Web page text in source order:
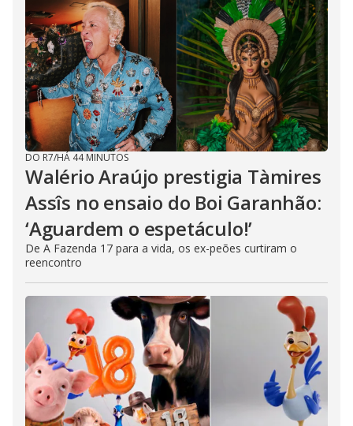
DO R7/HÁ 44 MINUTOS
Walério Araújo prestigia Tàmires
Assîs no ensaio do Boi Garanhão:
‘Aguardem o espetáculo!’
De A Fazenda 17 para a vida, os ex-peões curtiram o
reencontro